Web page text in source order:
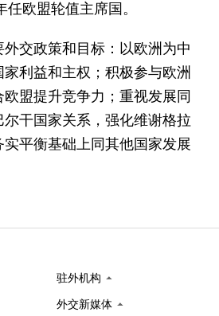
欧盟轮值主席国。
交政策和目标：以欧洲为中
利益和主权；积极参与欧洲
盟提升竞争力；重视发展同
尔干国家关系，强化维谢格拉
平衡基础上同其他国家发展
驻外机构
外交新媒体